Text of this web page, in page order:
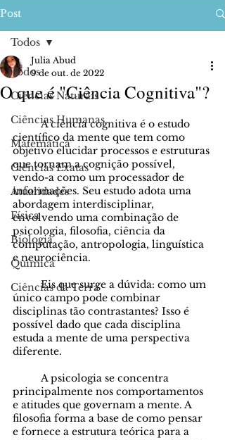
Post
Todos
Ciências Naturais
Ciências Humanas
Matemática
Ciências Exatas
Atualidades
Física
Biologia
Química
Ciências da Terra
Todos
O que é "Ciência Cognitiva"?
Julia Abud
9 de out. de 2022
	A ciência cognitiva é o estudo
científico da mente que tem como
objetivo elucidar processos e estruturas
que tornam a cognição possível,
vendo-a como um processador de
informações. Seu estudo adota uma
abordagem interdisciplinar,
envolvendo uma combinação de
psicologia, filosofia, ciência da
computação, antropologia, linguística
e neurociência.
	Eis que surge a dúvida: como um
único campo pode combinar
disciplinas tão contrastantes? Isso é
possível dado que cada disciplina
estuda a mente de uma perspectiva
diferente.
principalmente nos comportamentos
e atitudes que governam a mente. A
filosofia forma a base de como pensar
e fornece a estrutura teórica para a